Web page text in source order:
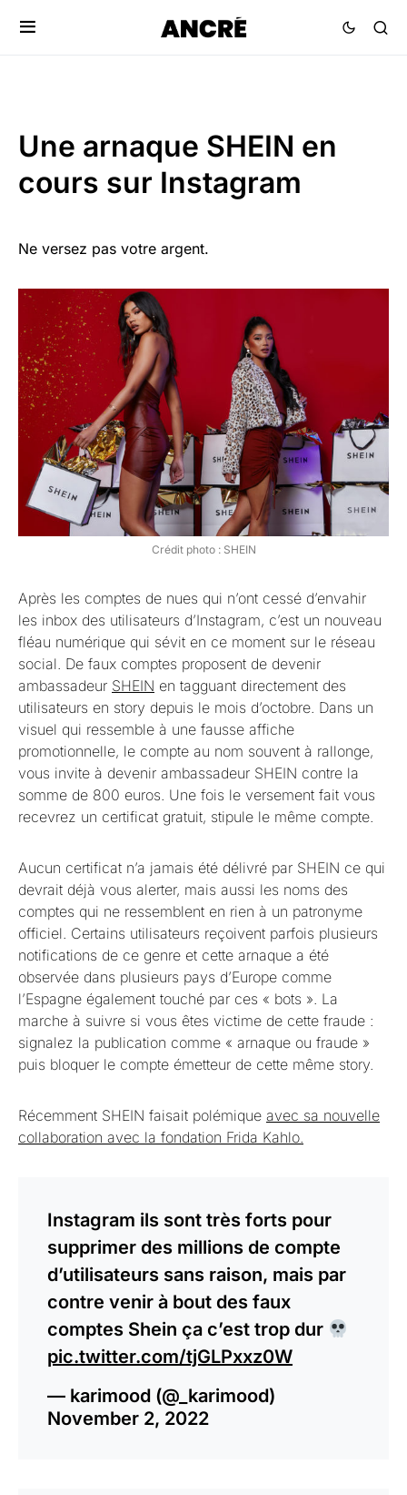
Une arnaque SHEIN en
cours sur Instagram
Ne versez pas votre argent.
Crédit photo : SHEIN
Après les comptes de nues qui n’ont cessé d’envahir
les inbox des utilisateurs d’Instagram, c’est un nouveau
fléau numérique qui sévit en ce moment sur le réseau
social. De faux comptes proposent de devenir
ambassadeur SHEIN en tagguant directement des
utilisateurs en story depuis le mois d’octobre. Dans un
visuel qui ressemble à une fausse affiche
promotionnelle, le compte au nom souvent à rallonge,
vous invite à devenir ambassadeur SHEIN contre la
somme de 800 euros. Une fois le versement fait vous
recevrez un certificat gratuit, stipule le même compte.
Aucun certificat n’a jamais été délivré par SHEIN ce qui
devrait déjà vous alerter, mais aussi les noms des
comptes qui ne ressemblent en rien à un patronyme
officiel. Certains utilisateurs reçoivent parfois plusieurs
notifications de ce genre et cette arnaque a été
observée dans plusieurs pays d’Europe comme
l’Espagne également touché par ces « bots ». La
marche à suivre si vous êtes victime de cette fraude :
signalez la publication comme « arnaque ou fraude »
puis bloquer le compte émetteur de cette même story.
Récemment SHEIN faisait polémique avec sa nouvelle
collaboration avec la fondation Frida Kahlo.
Instagram ils sont très forts pour
supprimer des millions de compte
d’utilisateurs sans raison, mais par
contre venir à bout des faux
comptes Shein ça c’est trop dur
pic.twitter.com/tjGLPxxz0W
— karimood (@_karimood)
November 2, 2022